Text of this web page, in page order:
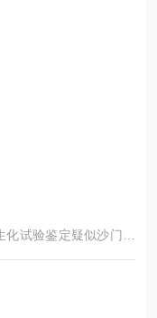
试验鉴定疑似沙门氏
门氏菌。